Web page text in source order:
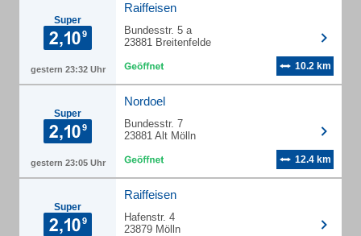
Super
gestern 23:32 Uhr
Raiffeisen
Bundesstr. 5 a
23881 Breitenfelde
10.2 km
Super
gestern 23:05 Uhr
Nordoel
Bundesstr. 7
23881 Alt Mölln
12.4 km
Super
Raiffeisen
Hafenstr. 4
23879 Mölln